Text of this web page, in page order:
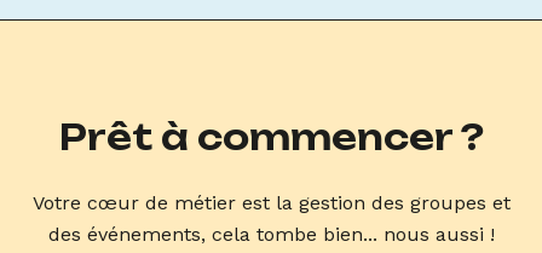
Prêt à commencer ?
Votre cœur de métier est la gestion des groupes et
des événements, cela tombe bien... nous aussi !